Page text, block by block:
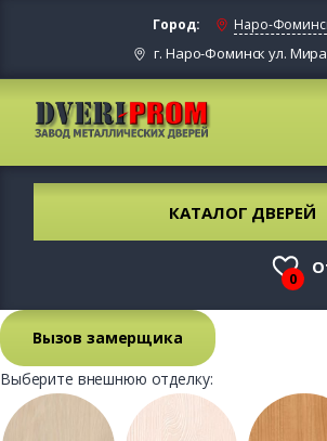
Город: Наро-
г. Наро-Фоминск ул.
КАТАЛОГ ДВЕРЕЙ
0
Вызов замерщика
Выберите внешнюю отделку: